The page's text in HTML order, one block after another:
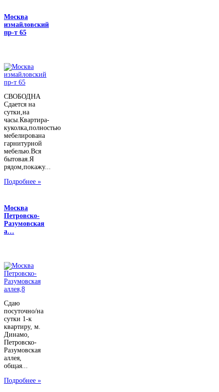
Москва
измайловский
пр-т 65
СВОБОДНА
Сдается на
сутки,на
часы.Квартира-
куколка,полностью
мебелирована
гарнитурной
мебелью.Вся
бытовая.Я
рядом,покажу...
Подробнее »
Москва
Петровско-
Разумовская
а…
Сдаю
посуточно/на
сутки 1-к
квартиру, м.
Динамо,
Петровско-
Разумовская
аллея,
общая...
Подробнее »